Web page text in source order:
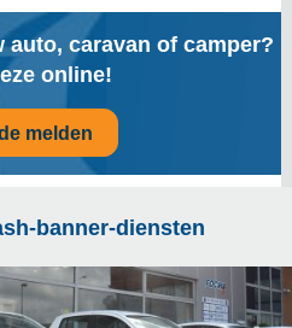
auto, caravan of camper?
online!
melden
banner-diensten